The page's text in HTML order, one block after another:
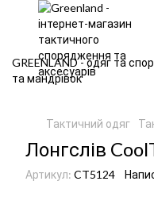
GREENLAND - одяг та
та мандрівок
Тактичний одяг
Лонгслів
Артикул: CT5124